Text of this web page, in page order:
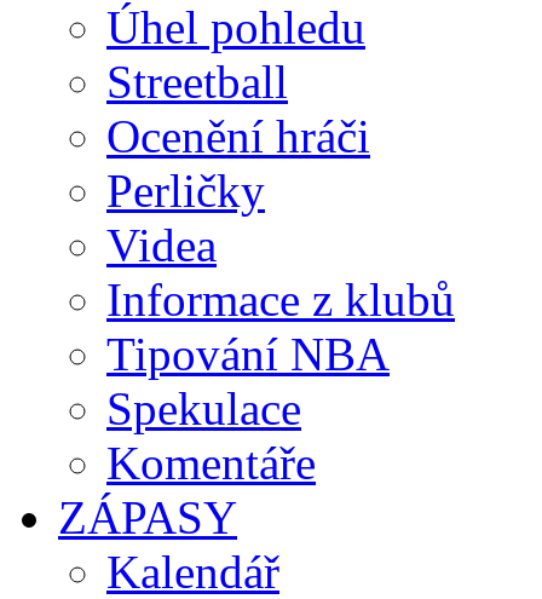
Úhel pohledu
Streetball
Ocenění hráči
Perličky
Videa
Informace z klubů
Tipování NBA
Spekulace
Komentáře
ZÁPASY
Kalendář